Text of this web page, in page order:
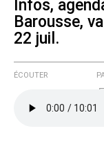
Infos,
Barousse,
22 juil.
ÉCOUTER